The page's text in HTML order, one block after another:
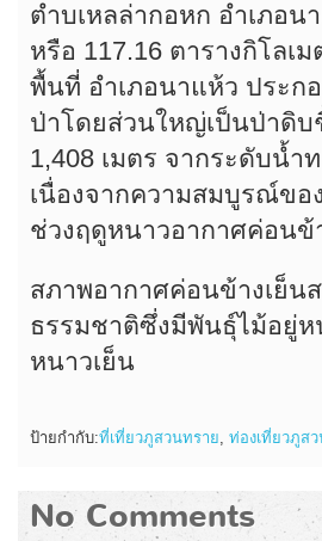
ตำบเหลล่ากอหก อำเภอน
หรือ 117.16 ตารางกิโล
พื้นที่ อำเภอนาแห้ว ประ
ป่าโดยส่วนใหญ่เป็นป่าดิ
1,408 เมตร จากระดับน้ำ
เนื่องจากความสมบูรณ์ข
ช่วงฤดูหนาวอากาศค่อนข้
สภาพอากาศค่อนข้างเย็น
ธรรมชาติซึ่งมีพันธุ์ไม้อยู่
หนาวเย็น
ป้ายกำกับ:ที่เที่ยวภูสวนทราย, ท่องเที่ยวภูส
No Comments